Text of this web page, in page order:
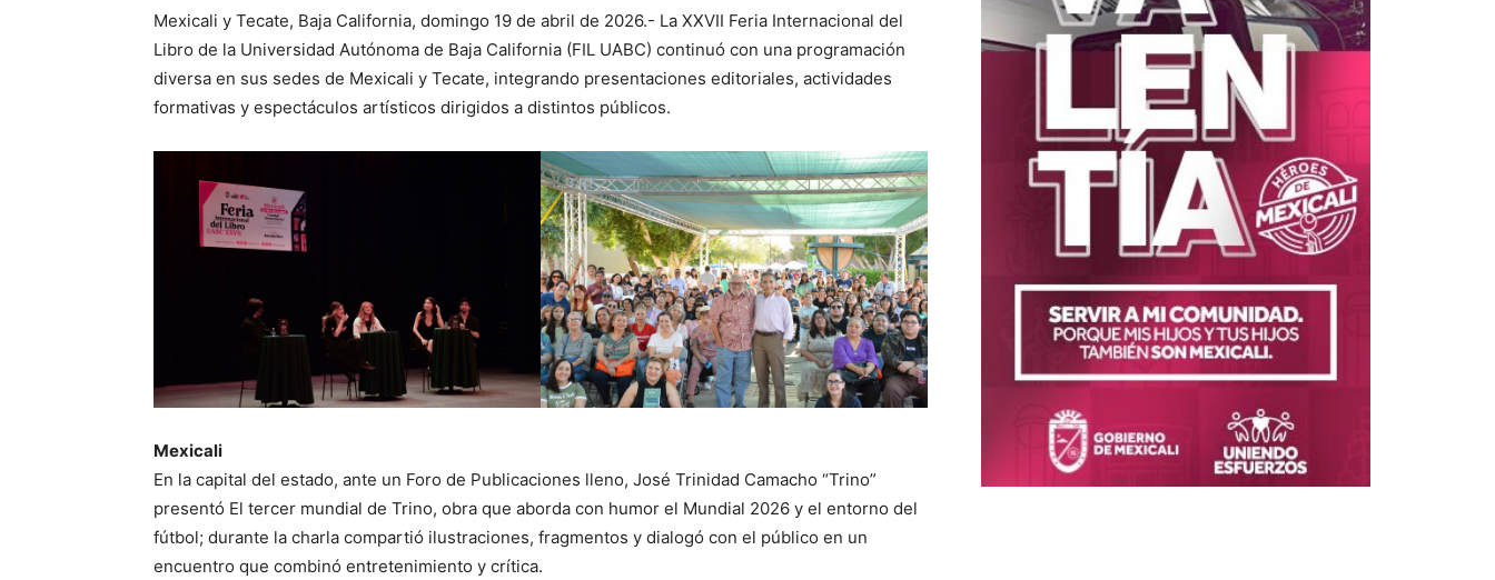
Mexicali y Tecate, Baja California, domingo 19 de abril de 2026.- La XXVII Feria Internacional del
Libro de la Universidad Autónoma de Baja California (FIL UABC) continuó con una programación
diversa en sus sedes de Mexicali y Tecate, integrando presentaciones editoriales, actividades
formativas y espectáculos artísticos dirigidos a distintos públicos.
Mexicali
En la capital del estado, ante un Foro de Publicaciones lleno, José Trinidad Camacho “Trino”
presentó El tercer mundial de Trino, obra que aborda con humor el Mundial 2026 y el entorno del
fútbol; durante la charla compartió ilustraciones, fragmentos y dialogó con el público en un
encuentro que combinó entretenimiento y crítica.